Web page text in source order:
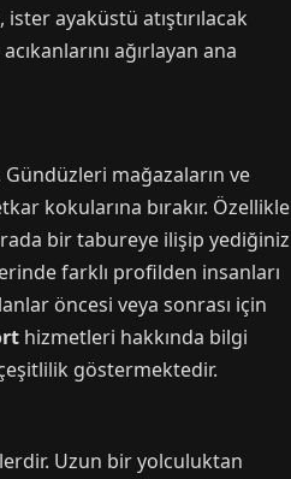
ayaküstü atıştırılacak
ağırlayan ana
mağazaların ve
kokularına bırakır. Özellikle
bir tabureye ilişip yediğiniz
farklı profilden insanları
öncesi veya sonrası için
hizmetleri hakkında bilgi
göstermektedir.
Uzun bir yolculuktan